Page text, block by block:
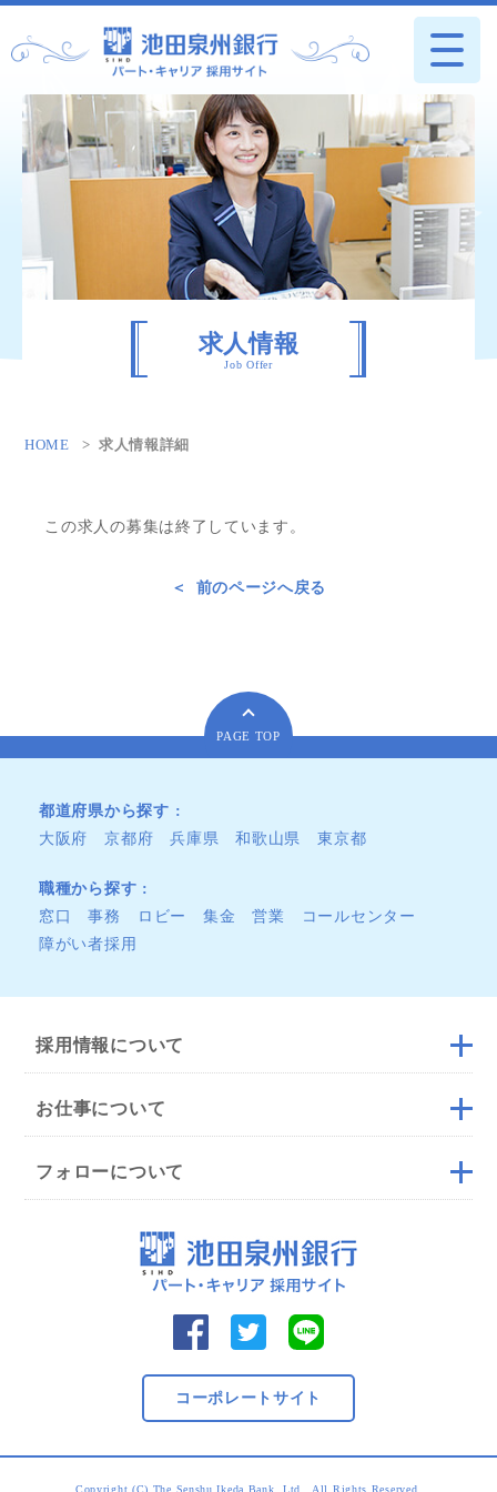
求人情報
Job Offer
HOME 求人情報詳細
この求人の募集は終了しています。
前のページへ戻る
PAGE TOP
都道府県から探す
大阪府
京都府 兵庫県 和歌山県 東京都
職種から探す
窓口
事務 ロビー 集金 営業
コールセンター
障がい者採用
採用情報について
お仕事について
フォローについて
コーポレートサイト
Copyright (C) The Senshu Ikeda Bank, Ltd., All Rights Reserved.